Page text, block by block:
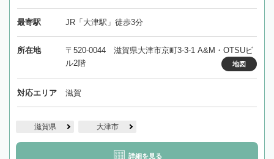
最寄駅 JR「大津駅」徒歩3分
所在地
〒520-0044 滋賀県大津市京町3-3-1 A&M・OTSUビ
ル2階
地図
対応エリア 滋賀
滋賀県 大津市
詳細を見る